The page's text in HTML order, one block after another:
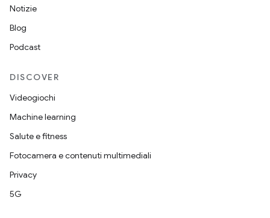
Notizie
Blog
Podcast
DISCOVER
Videogiochi
Machine learning
Salute e fitness
Fotocamera e contenuti multimediali
Privacy
5G